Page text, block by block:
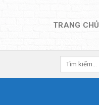
TRANG CHỦ
Tìm